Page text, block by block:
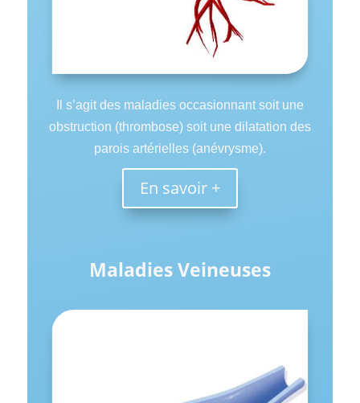
Il s’agit des maladies occasionnant soit une
obstruction (thrombose) soit une dilatation des
parois artérielles (anévrysme).
En savoir +
Maladies Veineuses